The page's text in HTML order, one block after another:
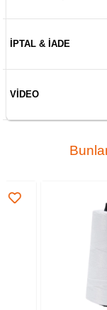
İPTAL & İADE
VIDEO